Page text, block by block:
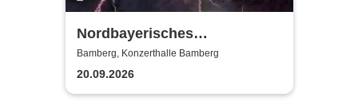
Nordbayerisches
Jugendblasorchester |
Konzerthalle Bamberg
Bamberg, Konzerthalle Bamberg
20.09.2026